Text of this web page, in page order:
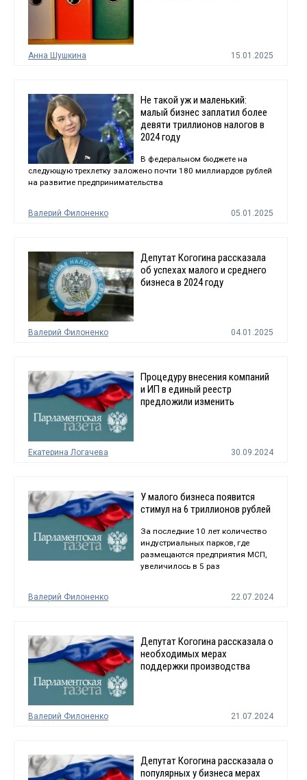
Анна Шушкина 15.01.2025
Не такой уж и маленький:
малый бизнес заплатил более
девяти триллионов налогов в
2024 году
В федеральном бюджете на
следующую трехлетку заложено почти 180 миллиардов рублей
на развитие предпринимательства
Валерий Филоненко 05.01.2025
Депутат Когогина рассказала
об успехах малого и среднего
бизнеса в 2024 году
Валерий Филоненко 04.01.2025
Процедуру внесения компаний
и ИП в единый реестр
предложили изменить
Екатерина Логачева 30.09.2024
У малого бизнеса появится
стимул на 6 триллионов рублей
За последние 10 лет количество
индустриальных парков, где
размещаются предприятия МСП,
увеличилось в 5 раз
Валерий Филоненко 22.07.2024
Депутат Когогина рассказала о
необходимых мерах
поддержки производства
Валерий Филоненко 21.07.2024
Депутат Когогина рассказала о
популярных у бизнеса мерах